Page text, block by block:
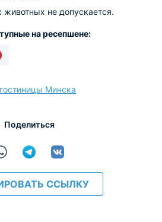
не допускается.
на ресепшене:
Минска
Поделиться
ССЫЛКУ